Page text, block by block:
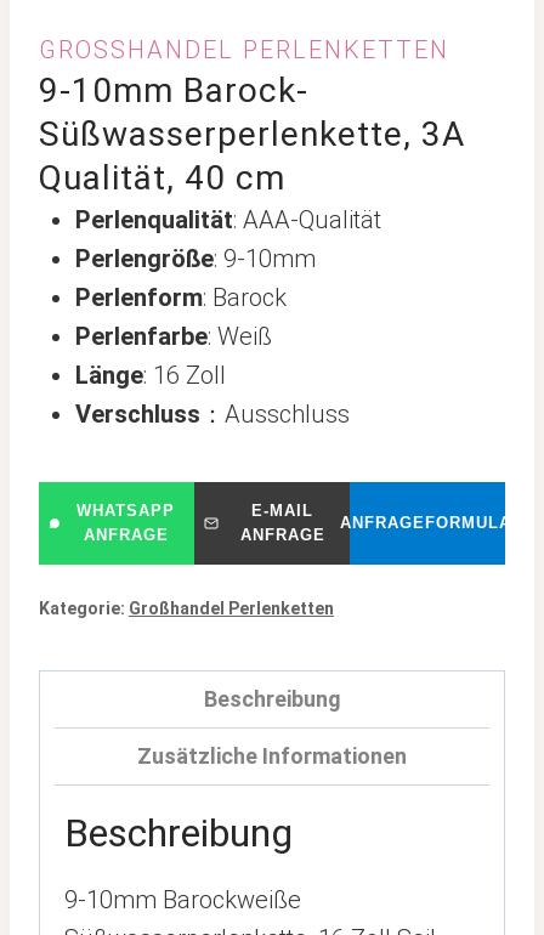
GROSSHANDEL PERLENKETTEN
9-10mm Barock-
Süßwasserperlenkette, 3A
Qualität, 40 cm
Perlenqualität: AAA-Qualität
Perlengröße: 9-10mm
Perlenform: Barock
Perlenfarbe: Weiß
Länge: 16 Zoll
Verschluss ：Ausschluss
WHATSAPP
ANFRAGE
E-MAIL
ANFRAGE
ANFRAGEFORMULAR
Kategorie: Großhandel Perlenketten
Beschreibung
Zusätzliche Informationen
Beschreibung
9-10mm Barockweiße